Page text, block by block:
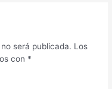
será publicada. Los
con *